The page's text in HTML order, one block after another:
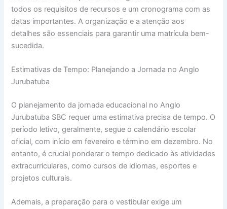
todos os requisitos de recursos e um cronograma com as
datas importantes. A organização e a atenção aos
detalhes são essenciais para garantir uma matrícula bem-
sucedida.
Estimativas de Tempo: Planejando a Jornada no Anglo
Jurubatuba
O planejamento da jornada educacional no Anglo
Jurubatuba SBC requer uma estimativa precisa de tempo. O
período letivo, geralmente, segue o calendário escolar
oficial, com início em fevereiro e término em dezembro. No
entanto, é crucial ponderar o tempo dedicado às atividades
extracurriculares, como cursos de idiomas, esportes e
projetos culturais.
Ademais, a preparação para o vestibular exige um